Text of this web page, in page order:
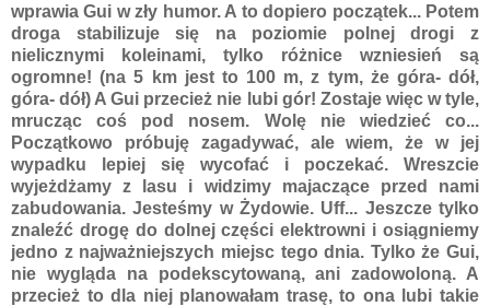
wprawia Gui w zły humor. A to dopiero początek... Potem
droga stabilizuje się na poziomie polnej drogi z
nielicznymi koleinami, tylko różnice wzniesień są
ogromne! (na 5 km jest to 100 m, z tym, że góra- dół,
góra- dół) A Gui przecież nie lubi gór! Zostaje więc w tyle,
mrucząc coś pod nosem. Wolę nie wiedzieć co...
Początkowo próbuję zagadywać, ale wiem, że w jej
wypadku lepiej się wycofać i poczekać. Wreszcie
wyjeżdżamy z lasu i widzimy majaczące przed nami
zabudowania. Jesteśmy w Żydowie. Uff... Jeszcze tylko
znaleźć drogę do dolnej części elektrowni i osiągniemy
jedno z najważniejszych miejsc tego dnia. Tylko że Gui,
nie wygląda na podekscytowaną, ani zadowoloną. A
przecież to dla niej planowałam trasę, to ona lubi takie